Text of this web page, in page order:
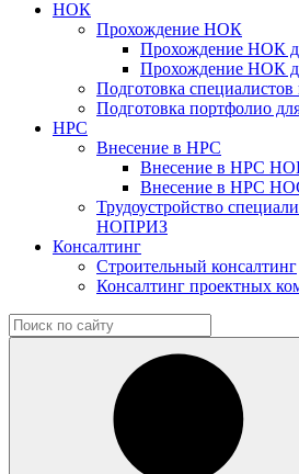
НОК
Прохождение НОК
Прохождение НОК
Прохождение НОК
Подготовка
Подготовка портфолио
НРС
Внесение в НРС
Внесение в НРС
Внесение в НРС
Трудоустройство
НОПРИЗ
Консалтинг
Строительный консалтинг
Консалтинг проектных